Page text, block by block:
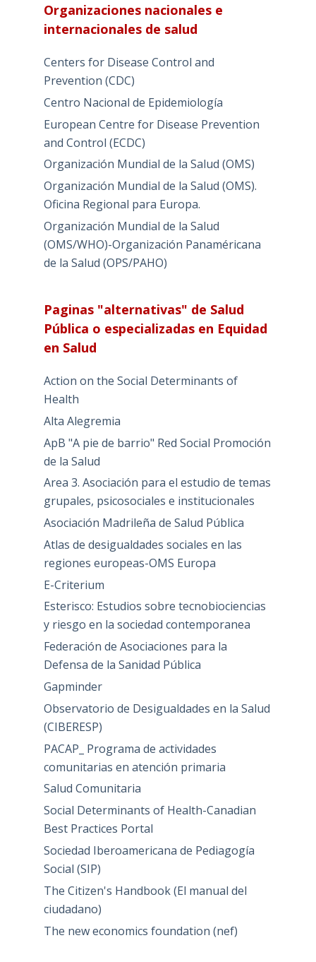
Organizaciones nacionales e
internacionales de salud
Centers for Disease Control and
Prevention (CDC)
Centro Nacional de Epidemiología
European Centre for Disease Prevention
and Control (ECDC)
Organización Mundial de la Salud (OMS)
Organización Mundial de la Salud (OMS).
Oficina Regional para Europa.
Organización Mundial de la Salud
(OMS/WHO)-Organización Panaméricana
de la Salud (OPS/PAHO)
Paginas "alternativas" de Salud
Pública o especializadas en Equidad
en Salud
Action on the Social Determinants of
Health
Alta Alegremia
ApB "A pie de barrio" Red Social Promoción
de la Salud
Area 3. Asociación para el estudio de temas
grupales, psicosociales e institucionales
Asociación Madrileña de Salud Pública
Atlas de desigualdades sociales en las
regiones europeas-OMS Europa
E-Criterium
Esterisco: Estudios sobre tecnobiociencias
y riesgo en la sociedad contemporanea
Federación de Asociaciones para la
Defensa de la Sanidad Pública
Gapminder
Observatorio de Desigualdades en la Salud
(CIBERESP)
PACAP_ Programa de actividades
comunitarias en atención primaria
Salud Comunitaria
Social Determinants of Health-Canadian
Best Practices Portal
Sociedad Iberoamericana de Pediagogía
Social (SIP)
The Citizen's Handbook (El manual del
ciudadano)
The new economics foundation (nef)